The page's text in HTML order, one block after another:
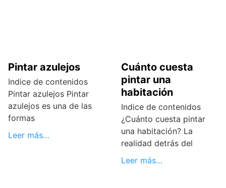
Pintar azulejos
Indice de contenidos
Pintar azulejos Pintar
azulejos es una de las
formas
Leer más…
Cuánto cuesta
pintar una
habitación
Indice de contenidos
¿Cuánto cuesta pintar
una habitación? La
realidad detrás del
Leer más…